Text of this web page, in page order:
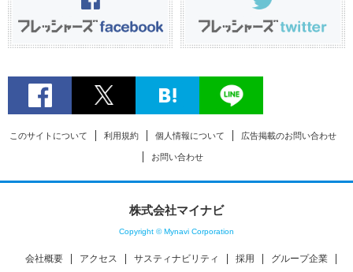
このサイトについて 利用規約 個人情報について 広告掲載のお問い合わせ
お問い合わせ
株式会社マイナビ
Copyright © Mynavi Corporation
会社概要 アクセス サスティナビリティ 採用 グループ企業